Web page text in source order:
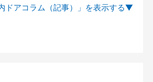
ドアコラム（記事）」を